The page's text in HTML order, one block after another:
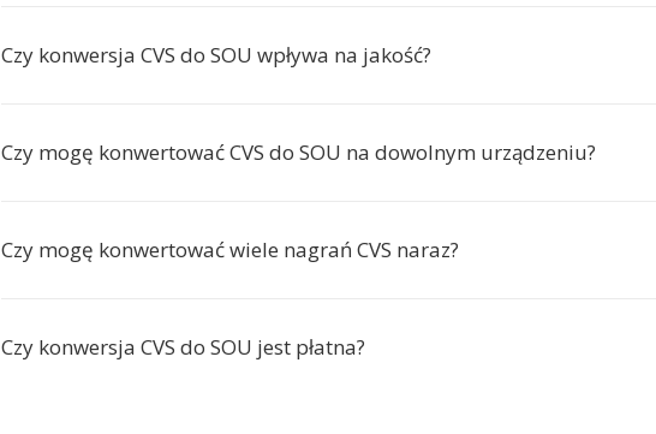
Czy konwersja CVS do SOU wpływa na jakość?
Czy mogę konwertować CVS do SOU na dowolnym urządzeniu?
Czy mogę konwertować wiele nagrań CVS naraz?
Czy konwersja CVS do SOU jest płatna?